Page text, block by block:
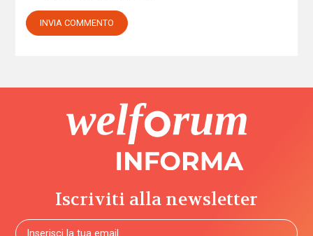
Iscriviti alla newsletter